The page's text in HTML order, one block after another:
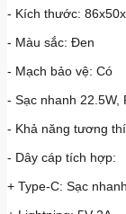
- Kích thước:
- Màu sắc: Đen
- Mạch bảo vệ: Có
- Sạc nhanh 22.5W,
- Khả năng tương
- Dây cáp tích hợp:
+ Type-C: Sạc